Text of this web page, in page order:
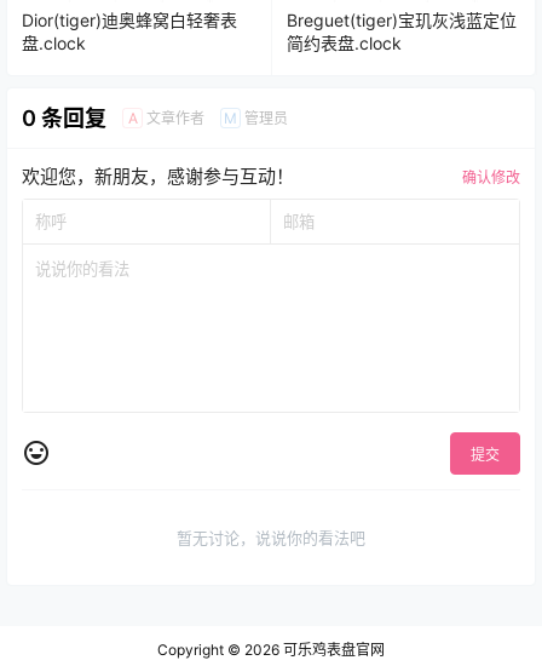
Dior(tiger)迪奥蜂窝白轻奢表
盘.clock
Breguet(tiger)宝玑灰浅蓝定位
简约表盘.clock
0 条回复 A 文章作者 M 管理员
欢迎您，新朋友，感谢参与互动！ 确认修改
提交
暂无讨论，说说你的看法吧
Copyright © 2026 可乐鸡表盘官网